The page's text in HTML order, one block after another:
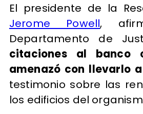
El presidente de la
Jerome Powell,
Departamento de
citaciones al banco
amenazó con llevarlo
testimonio sobre las
los edificios del